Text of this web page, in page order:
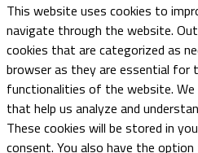
This website uses cookies to
navigate through the website.
cookies that are categorized as
browser as they are essential for
functionalities of the website.
that help us analyze and
These cookies will be stored in
consent. You also have the